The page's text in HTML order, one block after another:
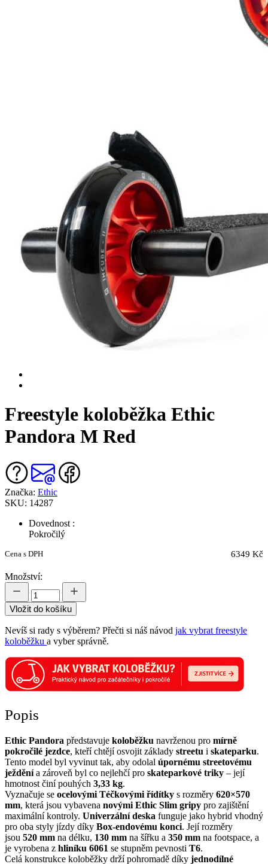
Freestyle koloběžka Ethic
Pandora M Red
Značka: Ethic
SKU: 14287
Dovednost :
Pokročilý
Cena s DPH 6349 Kč
Množství:
Vložit do košíku
Nevíš si rady s výběrem? Přečti si náš návod jak vybrat freestyle
koloběžku a vyber správně.
Popis
Ethic Pandora představuje koloběžku navrženou pro mírně
pokročilé jezdce, kteří chtějí osvojit základy streetu i skateparku.
Tento model byl vyvinut tak, aby odolal úpornému streetovému
ježdění a zároveň byl co nejlehčí pro skateparkové triky – její
hmotnost činí pouhých 3,33 kg.
Vyznačuje se ocelovými Téčkovými řídítky s rozměry 620×570
mm, která jsou vybavena novými Ethic Slim gripy pro zajištění
maximální kontroly. Univerzální deska funguje jako hybrid vhodný
pro oba styly jízdy díky Box-endovému konci. Její rozměry
jsou 520 mm na délku, 130 mm na šířku a 350 mm na footspace, a
je vyrobena z hliníku 6061 se stupněm pevnosti T6.
Celá konstrukce koloběžky drží pohromadě díky jednodílné